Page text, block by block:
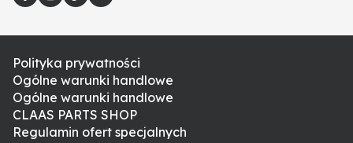
Polityka prywatności
Ogólne warunki handlowe
Ogólne warunki handlowe
CLAAS PARTS SHOP
Regulamin ofert specjalnych